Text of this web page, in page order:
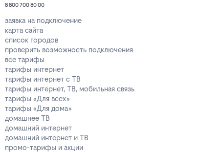
8 800 700 80 00
заявка на подключение
карта сайта
список городов
проверить возможность подключения
все тарифы
тарифы интернет
тарифы интернет с ТВ
тарифы интернет, ТВ, мобильная связь
тарифы «Для всех»
тарифы «Для дома»
домашнее ТВ
домашний интернет
домашний интернет и ТВ
промо-тарифы и акции